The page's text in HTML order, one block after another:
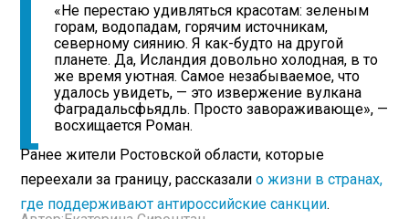
«Не перестаю удивляться красотам: зеленым
горам, водопадам, горячим источникам,
северному сиянию. Я как-будто на другой
планете. Да, Исландия довольно холодная, в то
же время уютная. Самое незабываемое, что
удалось увидеть, — это извержение вулкана
Фаградальсфьядль. Просто завораживающе», —
восхищается Роман.
Ранее жители Ростовской области, которые
переехали за границу, рассказалио жизни в странах,
где поддерживают антироссийские санкции.